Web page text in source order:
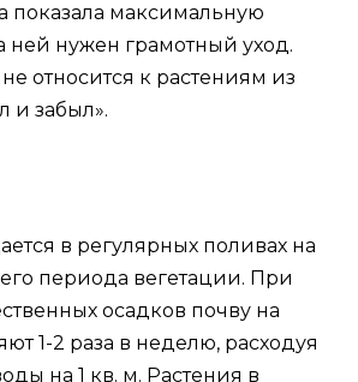
показала максимальную
ней нужен грамотный уход.
относится к растениям из
и забыл».
в регулярных поливах на
периода вегетации. При
осадков почву на
1-2 раза в неделю, расходуя
на 1 кв. м. Растения в